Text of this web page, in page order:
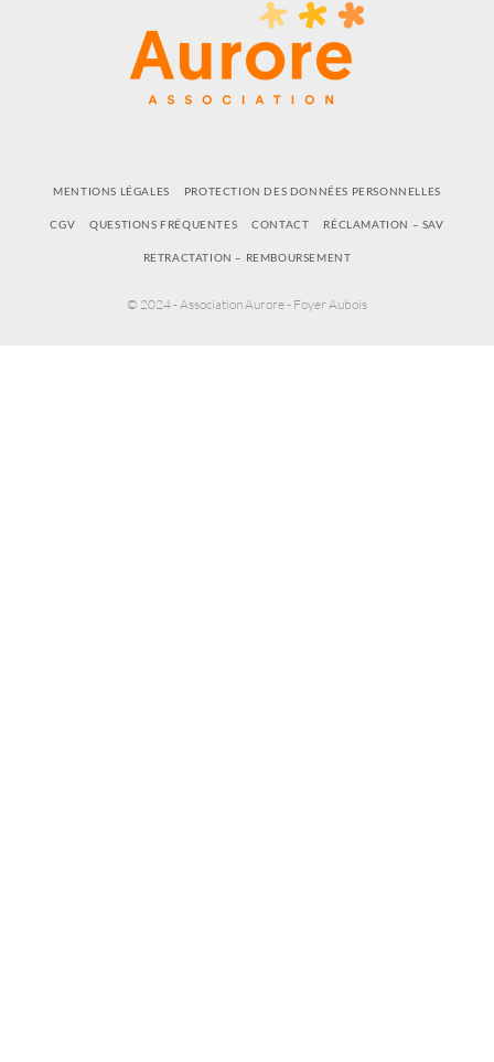
MENTIONS LÉGALES PROTECTION DES DONNÉES PERSONNELLES
CGV QUESTIONS FRÉQUENTES CONTACT RÉCLAMATION – SAV
RETRACTATION – REMBOURSEMENT
© 2024 - Association Aurore - Foyer Aubois